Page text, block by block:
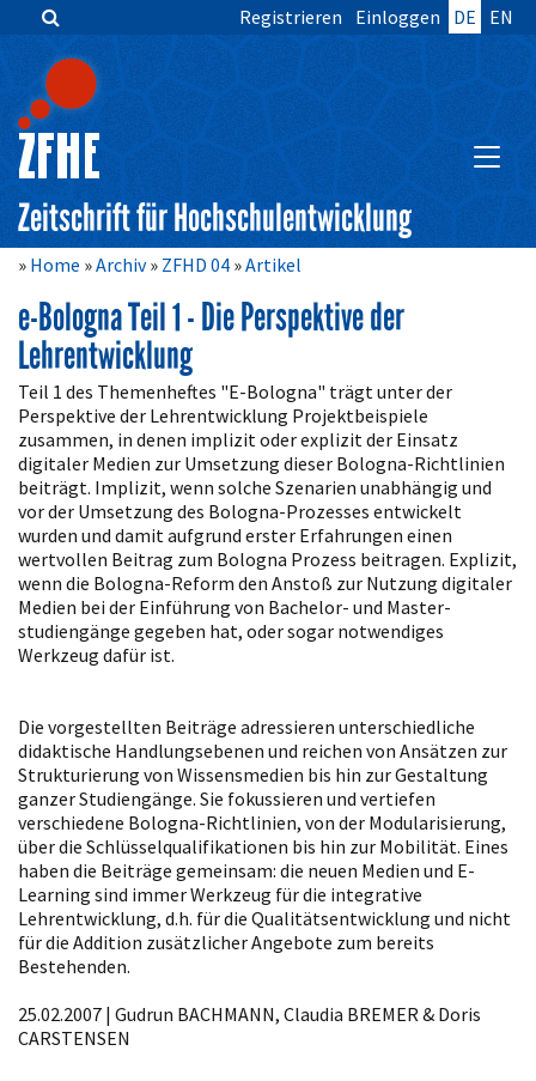
Zum
springen
Hauptnavigation
Inhalt
Sidebar
Registrieren Einloggen DE EN
Zeitschrift für Hochschulentwicklung
Home Archiv ZFHD 04 Artikel
e-Bologna Teil 1 - Die Perspektive der
Lehrentwicklung
Artikelinhalt
Teil 1 des Themenheftes "E-Bologna" trägt unter der
Perspektive der Lehrent­wick­lung Projektbeispiele
zusammen, in denen implizit oder explizit der Einsatz
digitaler Medien zur Umsetzung dieser Bologna-Richtlinien
beiträgt. Implizit, wenn solche Szenarien unabhängig und
vor der Umsetzung des Bologna-Prozesses entwickelt
wurden und damit aufgrund erster Erfahrungen einen
wertvollen Beitrag zum Bologna Prozess beitragen. Explizit,
wenn die Bologna-Reform den Anstoß zur Nutzung digitaler
Medien bei der Einführung von Bachelor- und Master­
studiengänge gegeben hat, oder sogar notwendiges
Werkzeug dafür ist.
Die vorgestellten Beiträge adressieren unterschiedliche
didaktische Handlungs­ebenen und reichen von Ansätzen zur
Strukturierung von Wissensmedien bis hin zur Gestaltung
ganzer Studiengänge. Sie fokussieren und vertiefen
verschiedene Bologna-Richtlinien, von der Modularisierung,
über die Schlüsselqualifikationen bis hin zur Mobilität. Eines
haben die Beiträge gemeinsam: die neuen Medien und E-
Learning sind immer Werkzeug für die integrative
Lehrentwicklung, d.h. für die Qualitäts­ent­wicklung und nicht
für die Addition zusätzlicher Angebote zum bereits
Bestehenden.
25.02.2007 | Gudrun BACHMANN, Claudia BREMER & Doris
CARSTENSEN